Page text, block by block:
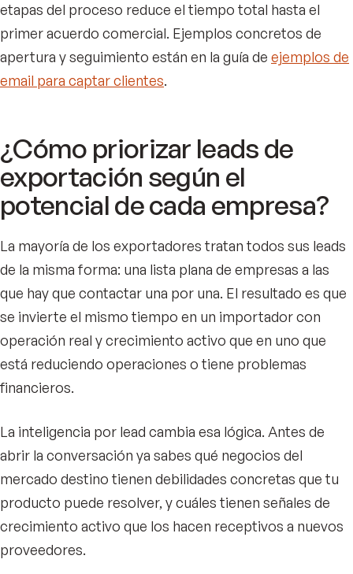
etapas del proceso reduce el tiempo total hasta el
primer acuerdo comercial. Ejemplos concretos de
apertura y seguimiento están en la guía de ejemplos de
email para captar clientes.
¿Cómo priorizar leads de
exportación según el
potencial de cada empresa?
La mayoría de los exportadores tratan todos sus leads
de la misma forma: una lista plana de empresas a las
que hay que contactar una por una. El resultado es que
se invierte el mismo tiempo en un importador con
operación real y crecimiento activo que en uno que
está reduciendo operaciones o tiene problemas
financieros.
La inteligencia por lead cambia esa lógica. Antes de
abrir la conversación ya sabes qué negocios del
mercado destino tienen debilidades concretas que tu
producto puede resolver, y cuáles tienen señales de
crecimiento activo que los hacen receptivos a nuevos
proveedores.